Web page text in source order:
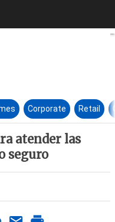
da abasto para
Corporate Retail
atender las
seguro